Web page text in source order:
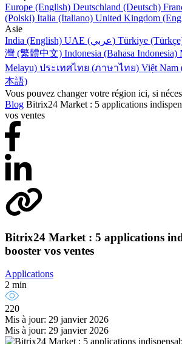
Europe (English) Deutschland (Deutsch)
(Polski) Italia (Italiano) United Kingdom
Asie
India (English)
UAE (عربي) Türkiye
灣 (繁體中文) Indonesia (Bahasa Indonesia)
Melayu) ประเทศไทย (ภาษาไทย) Việt Nam
本語)
Vous pouvez changer votre région ici, si
Blog Bitrix24 Market : 5 applications
vos ventes
Bitrix24 Market : 5 applications
booster vos ventes
Applications
2 min
220
Mis à jour: 29 janvier 2026
Mis à jour: 29 janvier 2026